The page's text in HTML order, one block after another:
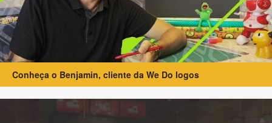
Conheça o Benjamin, cliente da We Do logos